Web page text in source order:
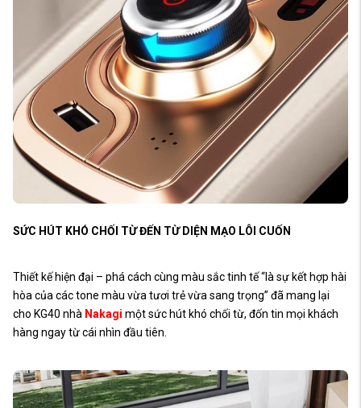
SỨC HÚT KHÓ CHỐI TỪ ĐẾN TỪ DIỆN MẠO LÔI CUỐN
Thiết kế hiện đại – phá cách cùng màu sắc tinh tế “là sự kết hợp hài
hòa của các tone màu vừa tươi trẻ vừa sang trọng” đã mang lại
cho KG40 nhà Nakagi một sức hút khó chối từ, đốn tin mọi khách
hàng ngay từ cái nhìn đầu tiên.